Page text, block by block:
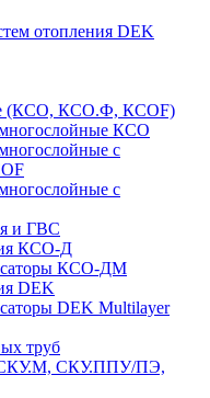
отопления DEK
(КСО, КСО.Ф, КСОF)
КСО
с
с
и ГВС
КСО-Д
КСО-ДМ
DEK
DEK Multilayer
труб
СКУ.М, СКУ.ППУ/ПЭ,